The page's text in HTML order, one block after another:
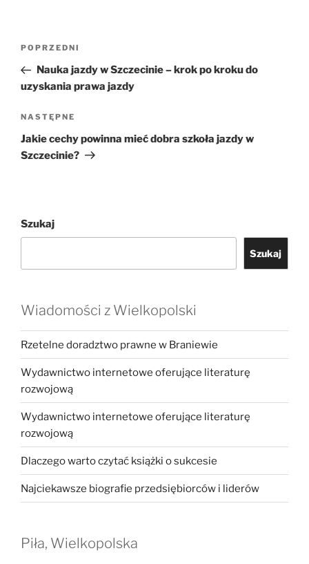
Nawigacja
Poprzedni
wpis
POPRZEDNI
Nauka jazdy w Szczecinie – krok po kroku do
uzyskania prawa jazdy
Następny
wpis
NASTĘPNE
Jakie cechy powinna mieć dobra szkoła jazdy w
Szczecinie?
Szukaj
Szukaj
Wiadomości z Wielkopolski
Rzetelne doradztwo prawne w Braniewie
Wydawnictwo internetowe oferujące literaturę
rozwojową
Wydawnictwo internetowe oferujące literaturę
rozwojową
Dlaczego warto czytać książki o sukcesie
Najciekawsze biografie przedsiębiorców i liderów
Piła, Wielkopolska